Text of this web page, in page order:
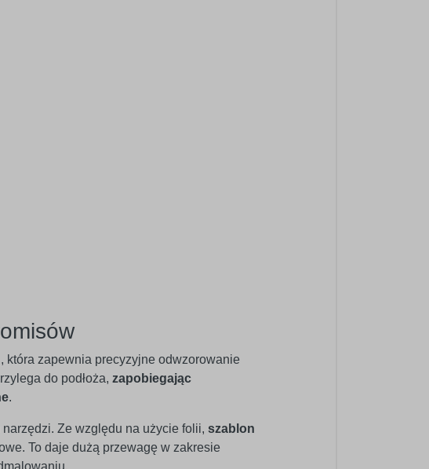
zapewnia precyzyjne odwzorowanie
do podłoża, zapobiegając
.
Ze względu na użycie folii, szablon
To daje dużą przewagę w zakresie